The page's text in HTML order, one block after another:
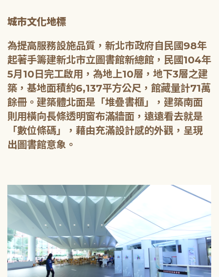
城市文化地標
為提高服務設施品質，新北市政府自民國98年
起著手籌建新北市立圖書館新總館，民國104年
5月10日完工啟用，為地上10層，地下3層之建
築，基地面積約6,137平方公尺，館藏量計71萬
餘冊。建築體北面是「堆疊書櫃」，建築南面
則用橫向長條透明窗布滿牆面，遠遠看去就是
「數位條碼」，藉由充滿設計感的外觀，呈現
出圖書館意象。